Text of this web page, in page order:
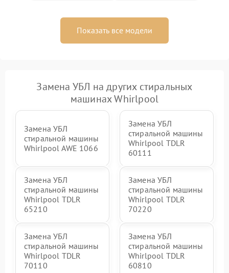
Показать все модели
Замена УБЛ на других стиральных
машинах Whirlpool
Замена УБЛ
стиральной машины
Whirlpool AWE 1066
Замена УБЛ
стиральной машины
Whirlpool TDLR
60111
Замена УБЛ
стиральной машины
Whirlpool TDLR
65210
Замена УБЛ
стиральной машины
Whirlpool TDLR
70220
Замена УБЛ
стиральной машины
Whirlpool TDLR
70110
Замена УБЛ
стиральной машины
Whirlpool TDLR
60810